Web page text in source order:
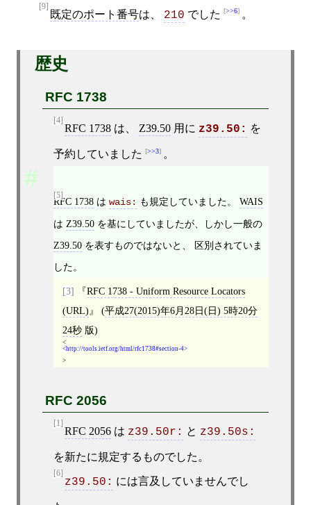
[9]
既定のポート番号は、 210 でした >>6 。
歴史
RFC 1738
[4]
RFC 1738は、 Z39.50用に z39.50: を
予約していました >>3 。
[5]
RFC 1738は wais: も規定していました。 WAIS
は Z39.50を基にしていましたが、しかし一般の
Z39.50を表すものではないと、 区別されていま
した。
[3]
RFC 1738 - Uniform Resource Locators
(URL)
(平成27(2015)年6月28日(日) 5時20分
24秒版)
<
http://tools.ietf.org/html/rfc1738#section-4
>
RFC 2056
[1]
RFC 2056は z39.50r: と z39.50s:
を新たに規定するものでした。
[6]
z39.50: には言及していませんでし